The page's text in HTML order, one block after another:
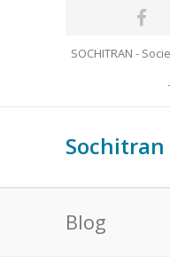
SOCHITRAN -
Sochitran
Blog